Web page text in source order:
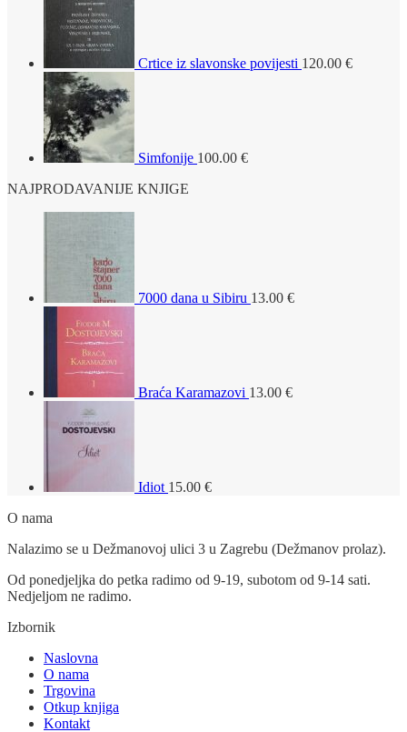
Crtice iz slavonske povijesti 120.00 €
Simfonije 100.00 €
NAJPRODAVANIJE KNJIGE
7000 dana u Sibiru 13.00 €
Braća Karamazovi 13.00 €
Idiot 15.00 €
O nama
Nalazimo se u Dežmanovoj ulici 3 u Zagrebu (Dežmanov prolaz).
Od ponedjeljka do petka radimo od 9-19, subotom od 9-14 sati.
Nedjeljom ne radimo.
Izbornik
Naslovna
O nama
Trgovina
Otkup knjiga
Kontakt